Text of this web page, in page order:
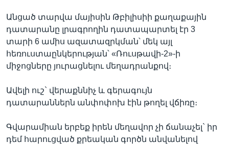
Անցած տարվա մայիսին Թբիլիսիի քաղաքային
դատարանը լրագրողին դատապարտել էր 3
տարի 6 ամիս ազատազրկման՝ մեկ այլ
հեռուստաընկերության՝ «Ռուսթավի-2»-ի
միջոցները յուրացնելու մեղադրանքով։
Ավելի ուշ` վերաքննիչ և գերագույն
դատարաններն անփոփոխ էին թողել վճիռը։
Գվարամիան երբեք իրեն մեղավոր չի ճանաչել` իր
դեմ հարուցված քրեական գործն անվանելով